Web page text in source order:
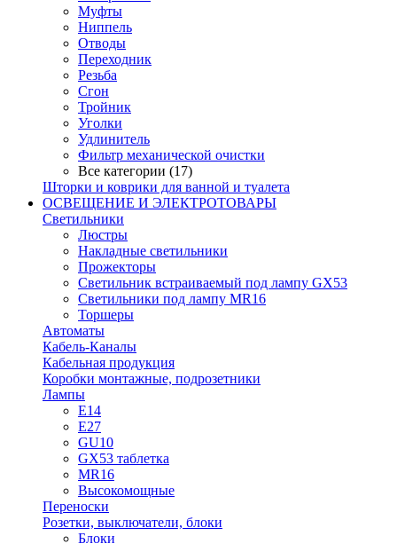
Муфты
Ниппель
Отводы
Переходник
Резьба
Сгон
Тройник
Уголки
Удлинитель
Фильтр механической очистки
Все категории (17)
Шторки и коврики для ванной и туалета
ОСВЕЩЕНИЕ И ЭЛЕКТРОТОВАРЫ
Светильники
Люстры
Накладные светильники
Прожекторы
Светильник встраиваемый под лампу GX53
Светильники под лампу MR16
Торшеры
Автоматы
Кабель-Каналы
Кабельная продукция
Коробки монтажные, подрозетники
Лампы
E14
E27
GU10
GX53 таблетка
MR16
Высокомощные
Переноски
Розетки, выключатели, блоки
Блоки